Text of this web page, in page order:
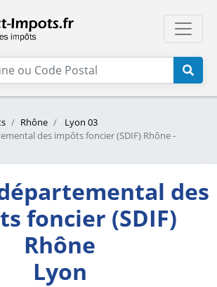
Rhône
Lyon 03
des impôts foncier (SDIF) Rhône -
des
foncier (SDIF)
Rhône
Lyon